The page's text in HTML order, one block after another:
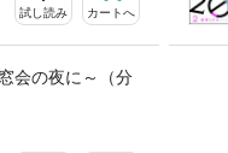
試し読み カートへ
会の夜に～（分